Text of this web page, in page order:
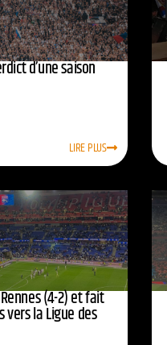
d’une saison
LIRE PLUS
(4-2) et fait
vers la Ligue des